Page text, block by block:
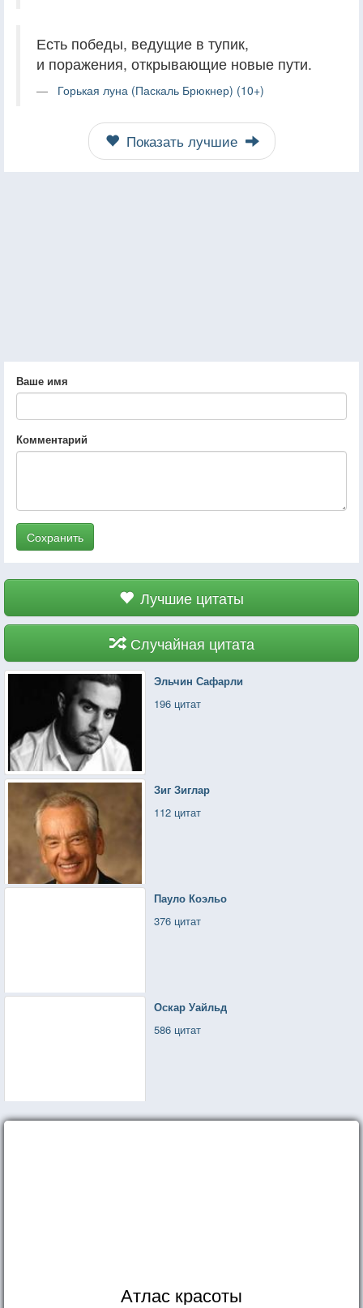
Есть победы, ведущие в тупик,
и поражения, открывающие новые пути.
Горькая луна (Паскаль Брюкнер) (10+)
Показать лучшие
Ваше имя
Комментарий
Сохранить
Лучшие цитаты
Случайная цитата
Эльчин Сафарли
196 цитат
Зиг Зиглар
112 цитат
Пауло Коэльо
376 цитат
Оскар Уайльд
586 цитат
Атлас красоты